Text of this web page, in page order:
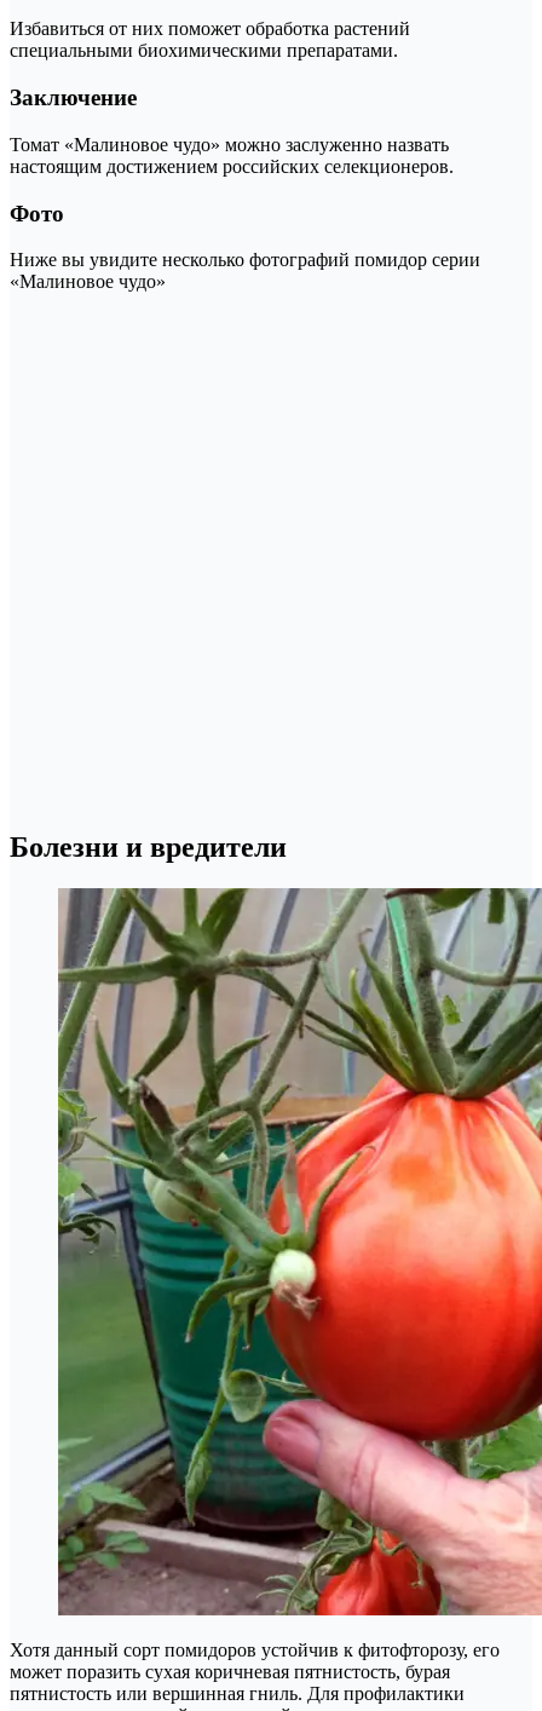
Избавиться от них поможет обработка растений
специальными биохимическими препаратами.
Заключение
Томат «Малиновое чудо» можно заслуженно назвать
настоящим достижением российских селекционеров.
Фото
Ниже вы увидите несколько фотографий помидор серии
«Малиновое чудо»
Болезни и вредители
Хотя данный сорт помидоров устойчив к фитофторозу, его
может поразить сухая коричневая пятнистость, бурая
пятнистость или вершинная гниль. Для профилактики